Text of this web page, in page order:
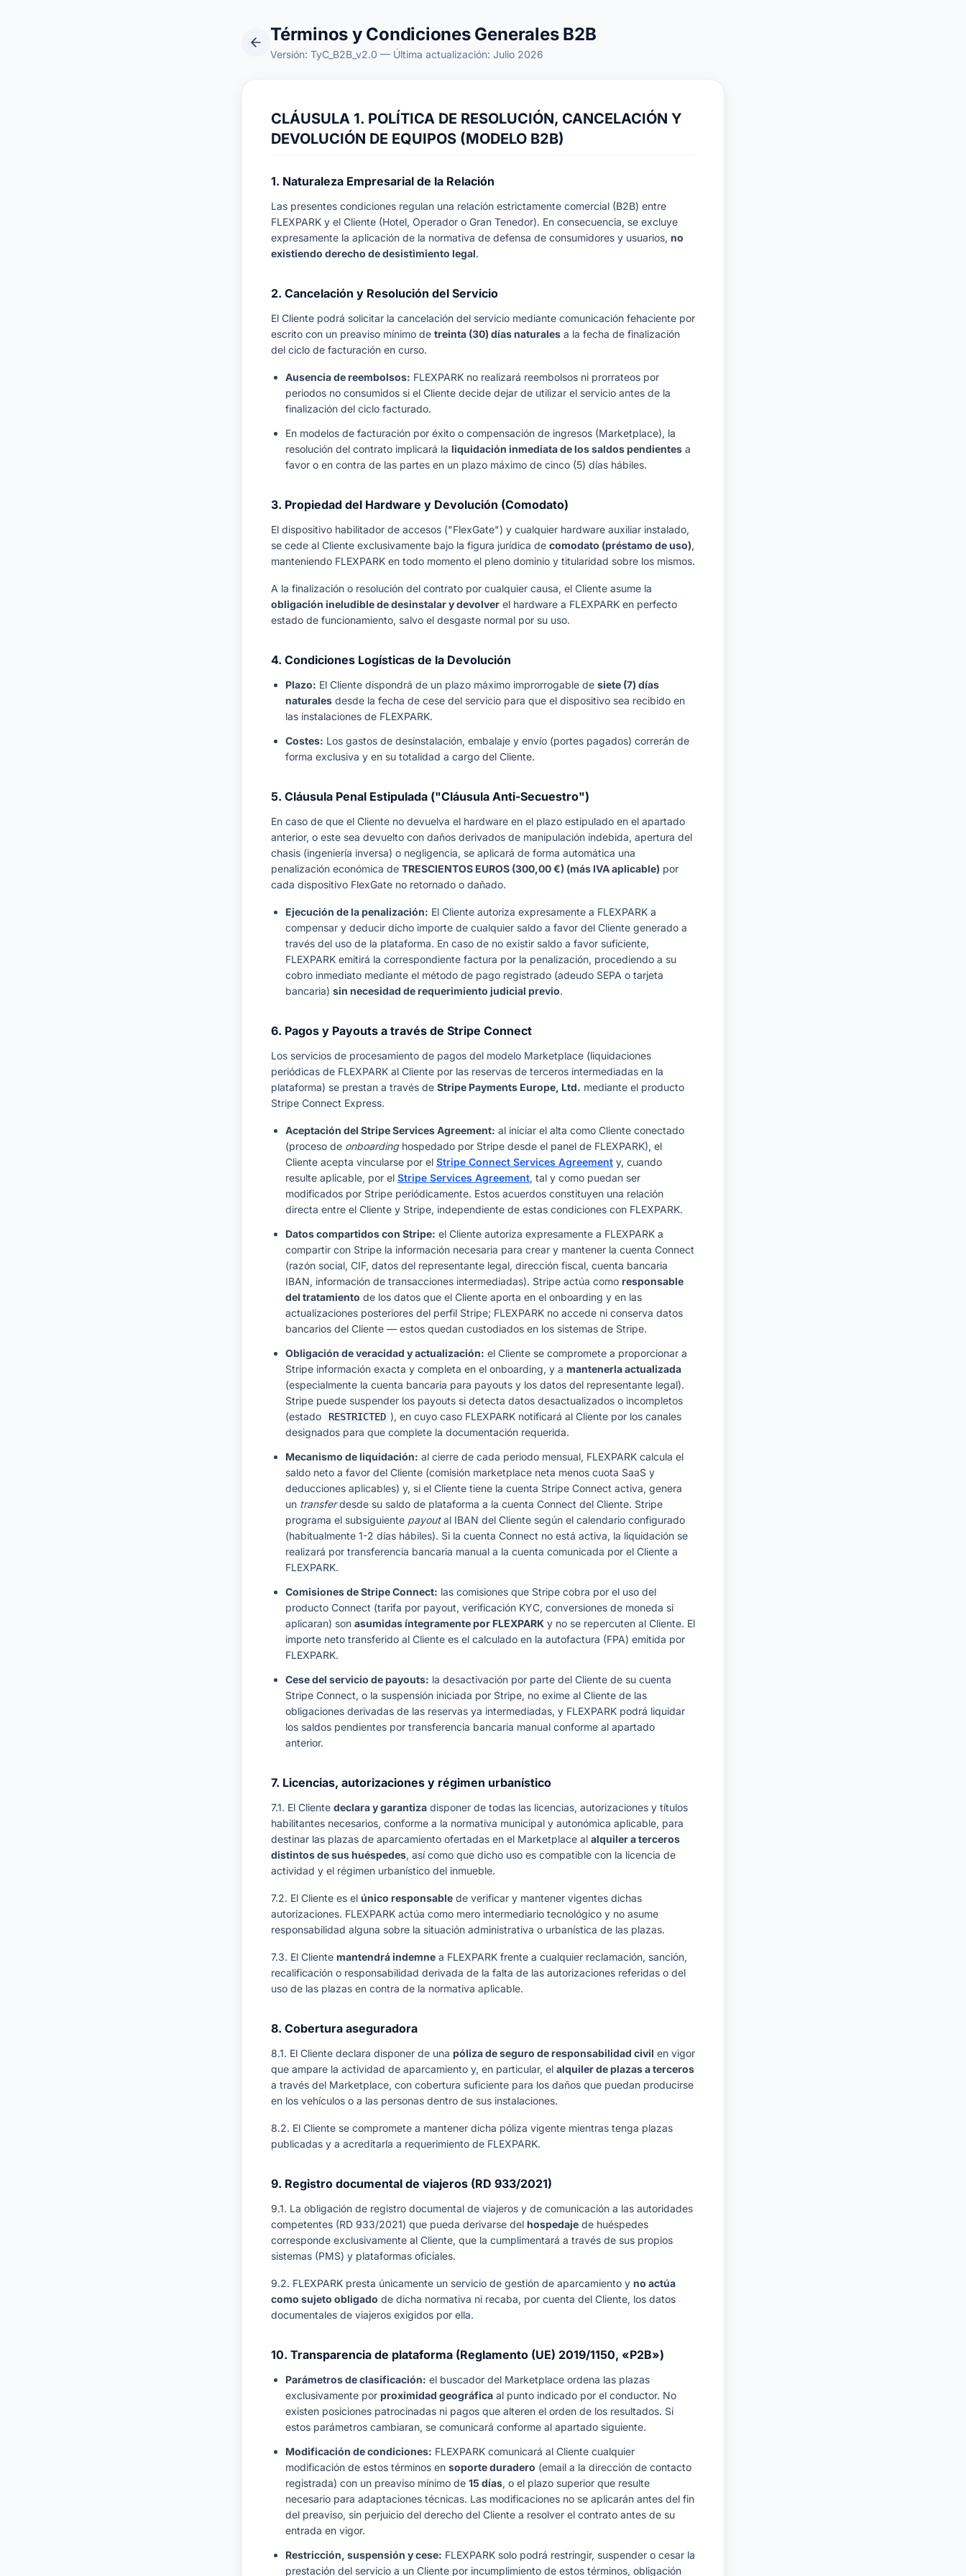
Términos y Condiciones Generales B2B
Versión: TyC_B2B_v2.0 — Última actualización: Julio 2026
CLÁUSULA 1. POLÍTICA DE RESOLUCIÓN, CANCELACIÓN Y
DEVOLUCIÓN DE EQUIPOS (MODELO B2B)
1. Naturaleza Empresarial de la Relación
Las presentes condiciones regulan una relación estrictamente comercial (B2B) entre
FLEXPARK y el Cliente (Hotel, Operador o Gran Tenedor). En consecuencia, se excluye
expresamente la aplicación de la normativa de defensa de consumidores y usuarios, no
existiendo derecho de desistimiento legal.
2. Cancelación y Resolución del Servicio
El Cliente podrá solicitar la cancelación del servicio mediante comunicación fehaciente por
escrito con un preaviso mínimo de treinta (30) días naturales a la fecha de finalización
del ciclo de facturación en curso.
Ausencia de reembolsos: FLEXPARK no realizará reembolsos ni prorrateos por
periodos no consumidos si el Cliente decide dejar de utilizar el servicio antes de la
finalización del ciclo facturado.
En modelos de facturación por éxito o compensación de ingresos (Marketplace), la
resolución del contrato implicará la liquidación inmediata de los saldos pendientes a
favor o en contra de las partes en un plazo máximo de cinco (5) días hábiles.
3. Propiedad del Hardware y Devolución (Comodato)
El dispositivo habilitador de accesos ("FlexGate") y cualquier hardware auxiliar instalado,
se cede al Cliente exclusivamente bajo la figura jurídica de comodato (préstamo de uso),
manteniendo FLEXPARK en todo momento el pleno dominio y titularidad sobre los mismos.
A la finalización o resolución del contrato por cualquier causa, el Cliente asume la
obligación ineludible de desinstalar y devolver el hardware a FLEXPARK en perfecto
estado de funcionamiento, salvo el desgaste normal por su uso.
4. Condiciones Logísticas de la Devolución
Plazo: El Cliente dispondrá de un plazo máximo improrrogable de siete (7) días
naturales desde la fecha de cese del servicio para que el dispositivo sea recibido en
las instalaciones de FLEXPARK.
Costes: Los gastos de desinstalación, embalaje y envío (portes pagados) correrán de
forma exclusiva y en su totalidad a cargo del Cliente.
5. Cláusula Penal Estipulada ("Cláusula Anti-Secuestro")
En caso de que el Cliente no devuelva el hardware en el plazo estipulado en el apartado
anterior, o este sea devuelto con daños derivados de manipulación indebida, apertura del
chasis (ingeniería inversa) o negligencia, se aplicará de forma automática una
penalización económica de TRESCIENTOS EUROS (300,00 €) (más IVA aplicable) por
cada dispositivo FlexGate no retornado o dañado.
Ejecución de la penalización: El Cliente autoriza expresamente a FLEXPARK a
compensar y deducir dicho importe de cualquier saldo a favor del Cliente generado a
través del uso de la plataforma. En caso de no existir saldo a favor suficiente,
FLEXPARK emitirá la correspondiente factura por la penalización, procediendo a su
cobro inmediato mediante el método de pago registrado (adeudo SEPA o tarjeta
bancaria) sin necesidad de requerimiento judicial previo.
6. Pagos y Payouts a través de Stripe Connect
Los servicios de procesamiento de pagos del modelo Marketplace (liquidaciones
periódicas de FLEXPARK al Cliente por las reservas de terceros intermediadas en la
plataforma) se prestan a través de Stripe Payments Europe, Ltd. mediante el producto
Stripe Connect Express.
Aceptación del Stripe Services Agreement: al iniciar el alta como Cliente conectado
(proceso de onboardinghospedado por Stripe desde el panel de FLEXPARK), el
Cliente acepta vincularse por el Stripe Connect Services Agreement y, cuando
resulte aplicable, por el Stripe Services Agreement, tal y como puedan ser
modificados por Stripe periódicamente. Estos acuerdos constituyen una relación
directa entre el Cliente y Stripe, independiente de estas condiciones con FLEXPARK.
Datos compartidos con Stripe: el Cliente autoriza expresamente a FLEXPARK a
compartir con Stripe la información necesaria para crear y mantener la cuenta Connect
(razón social, CIF, datos del representante legal, dirección fiscal, cuenta bancaria
IBAN, información de transacciones intermediadas). Stripe actúa como responsable
del tratamiento de los datos que el Cliente aporta en el onboarding y en las
actualizaciones posteriores del perfil Stripe; FLEXPARK no accede ni conserva datos
bancarios del Cliente — estos quedan custodiados en los sistemas de Stripe.
Obligación de veracidad y actualización: el Cliente se compromete a proporcionar a
Stripe información exacta y completa en el onboarding, y a mantenerla actualizada
(especialmente la cuenta bancaria para payouts y los datos del representante legal).
Stripe puede suspender los payouts si detecta datos desactualizados o incompletos
(estado
RESTRICTED ), en cuyo caso FLEXPARK notificará al Cliente por los canales
designados para que complete la documentación requerida.
Mecanismo de liquidación: al cierre de cada periodo mensual, FLEXPARK calcula el
saldo neto a favor del Cliente (comisión marketplace neta menos cuota SaaS y
deducciones aplicables) y, si el Cliente tiene la cuenta Stripe Connect activa, genera
un transferdesde su saldo de plataforma a la cuenta Connect del Cliente. Stripe
programa el subsiguiente payoutal IBAN del Cliente según el calendario configurado
(habitualmente 1-2 días hábiles). Si la cuenta Connect no está activa, la liquidación se
realizará por transferencia bancaria manual a la cuenta comunicada por el Cliente a
FLEXPARK.
Comisiones de Stripe Connect: las comisiones que Stripe cobra por el uso del
producto Connect (tarifa por payout, verificación KYC, conversiones de moneda si
aplicaran) son asumidas íntegramente por FLEXPARK y no se repercuten al Cliente. El
importe neto transferido al Cliente es el calculado en la autofactura (FPA) emitida por
FLEXPARK.
Cese del servicio de payouts: la desactivación por parte del Cliente de su cuenta
Stripe Connect, o la suspensión iniciada por Stripe, no exime al Cliente de las
obligaciones derivadas de las reservas ya intermediadas, y FLEXPARK podrá liquidar
los saldos pendientes por transferencia bancaria manual conforme al apartado
anterior.
7. Licencias, autorizaciones y régimen urbanístico
7.1. El Cliente declara y garantiza disponer de todas las licencias, autorizaciones y títulos
habilitantes necesarios, conforme a la normativa municipal y autonómica aplicable, para
destinar las plazas de aparcamiento ofertadas en el Marketplace al alquiler a terceros
distintos de sus huéspedes, así como que dicho uso es compatible con la licencia de
actividad y el régimen urbanístico del inmueble.
7.2. El Cliente es el único responsable de verificar y mantener vigentes dichas
autorizaciones. FLEXPARK actúa como mero intermediario tecnológico y no asume
responsabilidad alguna sobre la situación administrativa o urbanística de las plazas.
7.3. El Cliente mantendrá indemne a FLEXPARK frente a cualquier reclamación, sanción,
recalificación o responsabilidad derivada de la falta de las autorizaciones referidas o del
uso de las plazas en contra de la normativa aplicable.
8. Cobertura aseguradora
8.1. El Cliente declara disponer de una póliza de seguro de responsabilidad civil en vigor
que ampare la actividad de aparcamiento y, en particular, el alquiler de plazas a terceros
a través del Marketplace, con cobertura suficiente para los daños que puedan producirse
en los vehículos o a las personas dentro de sus instalaciones.
8.2. El Cliente se compromete a mantener dicha póliza vigente mientras tenga plazas
publicadas y a acreditarla a requerimiento de FLEXPARK.
9. Registro documental de viajeros (RD 933/2021)
9.1. La obligación de registro documental de viajeros y de comunicación a las autoridades
competentes (RD 933/2021) que pueda derivarse del hospedaje de huéspedes
corresponde exclusivamente al Cliente, que la cumplimentará a través de sus propios
sistemas (PMS) y plataformas oficiales.
9.2. FLEXPARK presta únicamente un servicio de gestión de aparcamiento y no actúa
como sujeto obligado de dicha normativa ni recaba, por cuenta del Cliente, los datos
documentales de viajeros exigidos por ella.
10. Transparencia de plataforma (Reglamento (UE) 2019/1150, «P2B»)
Parámetros de clasificación: el buscador del Marketplace ordena las plazas
exclusivamente por proximidad geográfica al punto indicado por el conductor. No
existen posiciones patrocinadas ni pagos que alteren el orden de los resultados. Si
estos parámetros cambiaran, se comunicará conforme al apartado siguiente.
Modificación de condiciones: FLEXPARK comunicará al Cliente cualquier
modificación de estos términos en soporte duradero (email a la dirección de contacto
registrada) con un preaviso mínimo de 15 días, o el plazo superior que resulte
necesario para adaptaciones técnicas. Las modificaciones no se aplicarán antes del fin
del preaviso, sin perjuicio del derecho del Cliente a resolver el contrato antes de su
entrada en vigor.
Restricción, suspensión y cese: FLEXPARK solo podrá restringir, suspender o cesar la
prestación del servicio a un Cliente por incumplimiento de estos términos, obligación